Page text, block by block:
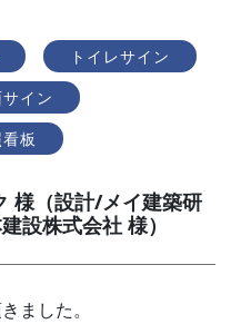
トイレサイン
イン
板
様（設計/メイ建築研
設株式会社 様）
ました。